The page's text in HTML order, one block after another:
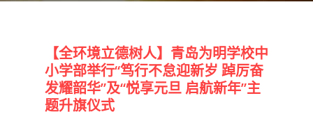
【全环境立德树人】青岛为明学校中
小学部举行“笃行不怠迎新岁 踔厉奋
发耀韶华”及“悦享元旦 启航新年”主
题升旗仪式